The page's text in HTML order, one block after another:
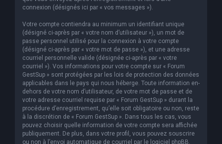
connexion (désignés ici par « vos messages »).
Votre compte contiendra au minimum un identifiant unique
(désigné ci-après par « votre nom d’utilisateur »), un mot de
passe personnel utilisé pour la connexion à votre compte
(désigné ci-après par « votre mot de passe »), et une adresse
courriel personnelle valide (désignée ci-après par « votre
courriel »). Vos informations pour votre compte sur « Forum
GestSup » sont protégées par les lois de protection des données
applicables dans le pays qui nous héberge. Toute information en-
dehors de votre nom d’utilisateur, de votre mot de passe et de
votre adresse courriel requise par « Forum GestSup » durant la
procédure d’enregistrement, qu’elle soit obligatoire ou non, reste
à la discrétion de « Forum GestSup ». Dans tous les cas, vous
pouvez choisir quelle information de votre compte sera affichée
publiquement. De plus, dans votre profil, vous pouvez souscrire
ou non à l’envoi automatique de courriel par le logiciel phpBB.